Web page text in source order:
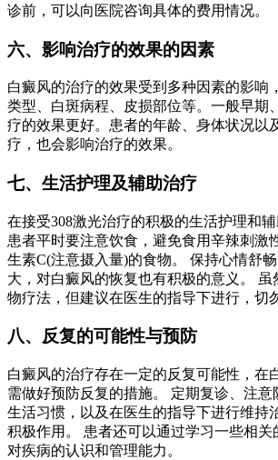
诊前，可以向医院咨询具体的费用情况。
六、影响治疗的效果的因素
白癜风的治疗的效果受到多种因素的影响
类型、白斑病程、皮损部位等。一般早期
疗的效果更好。患者的年龄、身体状况以
疗，也会影响治疗的效果。
七、生活护理及辅助治疗
在接受308激光治疗的积极的生活护理和辅
患者平时要注意饮食，避免食用辛辣刺激
生素C(注意摄入量)的食物。 保持心情舒
大，对白癜风的恢复也有积极的意义。
物疗法，但建议在医生的指导下进行，切
八、反复的可能性与预防
白癜风的治疗存在一定的反复可能性，在
需做好预防反复的措施。 定期复诊、注意
生活习惯，以及在医生的指导下进行维持
积极作用。 患者还可以通过学习一些相关
对疾病的认识和管理能力。